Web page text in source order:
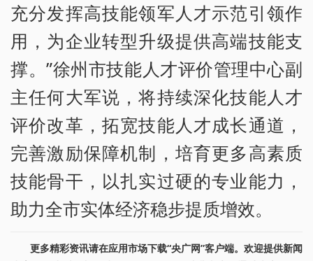
充分发挥高技能领军人才示范引领作
用，为企业转型升级提供高端技能支
撑。”徐州市技能人才评价管理中心副
主任何大军说，将持续深化技能人才
评价改革，拓宽技能人才成长通道，
完善激励保障机制，培育更多高素质
技能骨干，以扎实过硬的专业能力，
助力全市实体经济稳步提质增效。
更多精彩资讯请在应用市场下载“央广网”客户端。欢迎提供新闻